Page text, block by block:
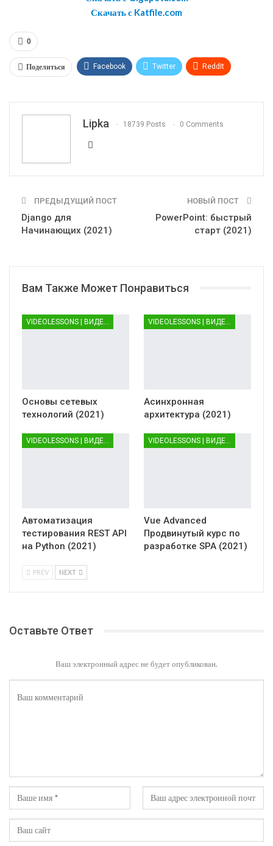
Скачать с Katfile.com
0
Поделиться Facebook Twitter ReddIt
Lipka 18739 Posts 0 Comments
ПРЕДЫДУЩИЙ ПОСТ
Django для
Начинающих (2021)
НОВЫЙ ПОСТ
PowerPoint: быстрый
старт (2021)
Вам Также Может Понравиться
Основы сетевых
технологий (2021)
Асинхронная
архитектура (2021)
VIDEOLESSONS | ВИДЕОУРОКИ
Автоматизация
тестирования REST API
на Python (2021)
VIDEOLESSONS | ВИДЕОУРОКИ
Vue Advanced
Продвинутый курс по
разработке SPA (2021)
PREV NEXT
Оставьте Ответ
Ваш электронный адрес не будет опубликован.